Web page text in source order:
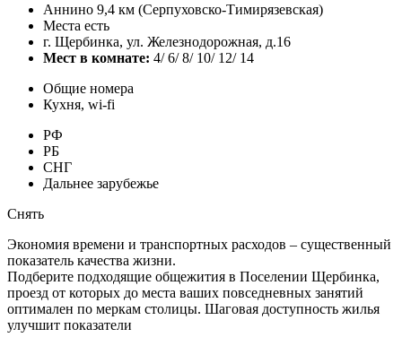
Аннино 9,4 км (Серпуховско-Тимирязевская)
Места есть
г. Щербинка, ул. Железнодорожная, д.16
Мест в комнате: 4/ 6/ 8/ 10/ 12/ 14
Общие номера
Кухня, wi-fi
РФ
РБ
СНГ
Дальнее зарубежье
Снять
Экономия времени и транспортных расходов – существенный
показатель качества жизни.
Подберите подходящие общежития в Поселении Щербинка,
проезд от которых до места ваших повседневных занятий
оптимален по меркам столицы. Шаговая доступность жилья
улучшит показатели